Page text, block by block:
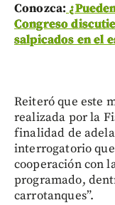
Conozca:
Congreso
salpicados en el
Reiteró que este
realizada por la
finalidad de
interrogatorio
cooperación con
programado,
carrotanques”.